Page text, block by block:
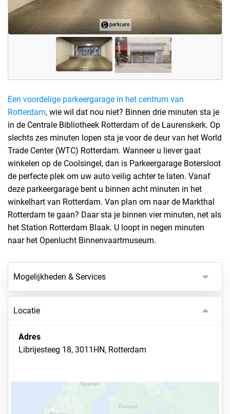
Een voordelige parkeergarage in het centrum van
Rotterdam, wie wil dat nou niet? Binnen drie minuten sta je
in de Centrale Bibliotheek Rotterdam of de Laurenskerk. Op
slechts zes minuten lopen sta je voor de deur van het World
Trade Center (WTC) Rotterdam. Wanneer u liever gaat
winkelen op de Coolsingel, dan is Parkeergarage Botersloot
de perfecte plek om uw auto veilig achter te laten. Vanaf
deze parkeergarage bent u binnen acht minuten in het
winkelhart van Rotterdam. Van plan om naar de Markthal
Rotterdam te gaan? Daar sta je binnen vier minuten, net als
het Station Rotterdam Blaak. U loopt in negen minuten
naar het Openlucht Binnenvaartmuseum.
Mogelijkheden & Services
Locatie
Adres
Librijesteeg 18, 3011HN, Rotterdam